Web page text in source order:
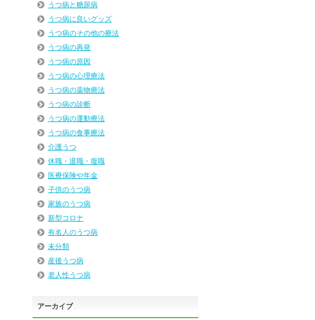
うつ病と糖尿病
うつ病に良いグッズ
うつ病のその他の療法
うつ病の再発
うつ病の原因
うつ病の心理療法
うつ病の薬物療法
うつ病の診断
うつ病の運動療法
うつ病の食事療法
介護うつ
休職・退職・復職
医療保険や年金
子供のうつ病
家族のうつ病
新型コロナ
有名人のうつ病
未分類
産後うつ病
老人性うつ病
アーカイブ